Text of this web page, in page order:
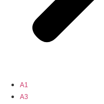
A1
A3